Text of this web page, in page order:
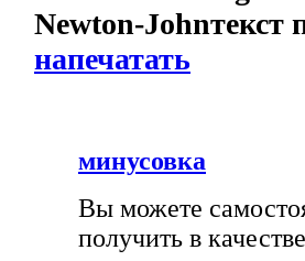
Newton-Johnтекст
напечатать
минусовка
Вы можете
получить в